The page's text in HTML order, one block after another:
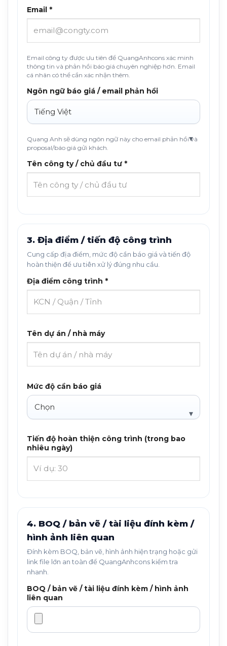
Email *
Email công ty được ưu tiên để QuangAnhcons xác minh
thông tin và phản hồi báo giá chuyên nghiệp hơn. Email
cá nhân có thể cần xác nhận thêm.
Ngôn ngữ báo giá / email phản hồi
Quang Anh sẽ dùng ngôn ngữ này cho email phản hồi và
proposal/báo giá gửi khách.
Tên công ty / chủ đầu tư *
3. Địa điểm / tiến độ công trình
Cung cấp địa điểm, mức độ cần báo giá và tiến độ
hoàn thiện để ưu tiên xử lý đúng nhu cầu.
Địa điểm công trình *
Tên dự án / nhà máy
Mức độ cần báo giá
Tiến độ hoàn thiện công trình (trong bao
nhiêu ngày)
4. BOQ / bản vẽ / tài liệu đính kèm /
hình ảnh liên quan
Đính kèm BOQ, bản vẽ, hình ảnh hiện trạng hoặc gửi
link file lớn an toàn để QuangAnhcons kiểm tra
nhanh.
BOQ / bản vẽ / tài liệu đính kèm / hình ảnh
liên quan